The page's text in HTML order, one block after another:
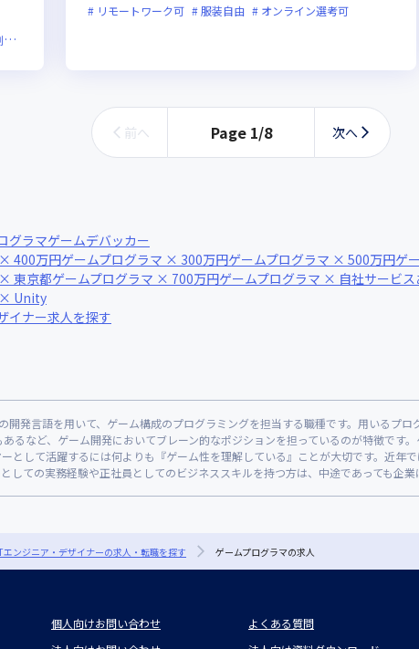
リモートワーク可
服装自由 オンライン選考可
前へ Page 1/8 次へ
グラマゲームデバッカー
400万円ゲームプログラマ × 300万円ゲームプログラマ × 500万円ゲ
東京都ゲームプログラマ × 700万円ゲームプログラマ × 自社サービス
× Unity
イナー求人を探す
開発言語を用いて、ゲーム構成のプログラミングを担当する職種です。用いるプ
るなど、ゲーム開発においてブレーン的なポジションを担っているのが特徴です
として活躍するには何よりも『ゲーム性を理解している』ことが大切です。近年
しての実務経験や正社員としてのビジネススキルを持つ方は、中途であっても企業
エンジニア・デザイナーの求人・転職を探す ゲームプログラマの求人
個人向けお問い合わせ よくある質問